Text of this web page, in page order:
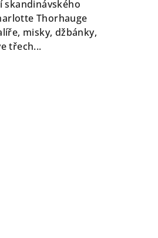
skandinávského
Thorhauge
misky, džbánky,
třech...